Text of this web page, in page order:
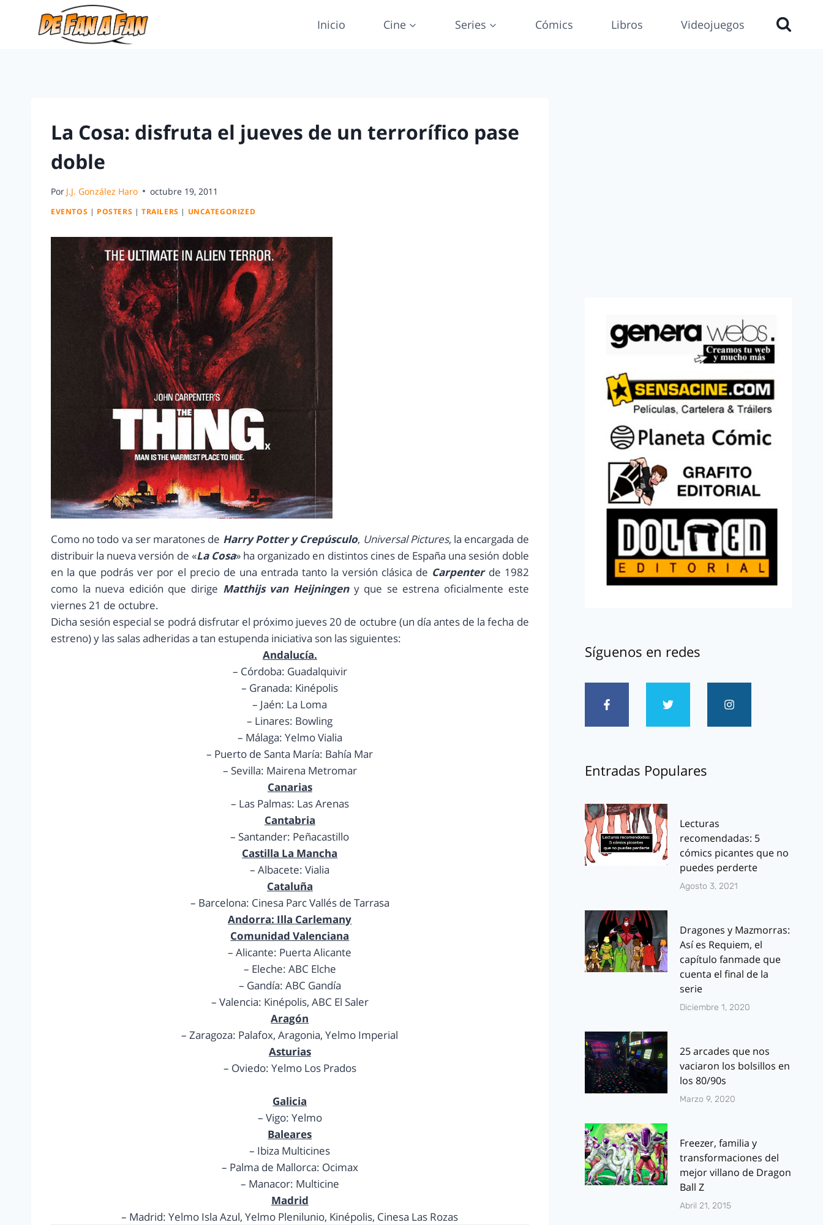
Inicio Cine Series Cómics Libros Videojuegos
La Cosa: disfruta el jueves de un terrorífico pase
doble
Por J.J. González Haro octubre 19, 2011
EVENTOS | POSTERS | TRAILERS | UNCATEGORIZED
Como no todo va ser maratones de Harry Potter y Crepúsculo, Universal Pictures, la encargada de
distribuir la nueva versión de «La Cosa» ha organizado en distintos cines de España una sesión doble
en la que podrás ver por el precio de una entrada tanto la versión clásica de Carpenterde 1982
como la nueva edición que dirige Matthijs van Heijningeny que se estrena oficialmente este
viernes 21 de octubre.
Dicha sesión especial se podrá disfrutar el próximo jueves 20 de octubre (un día antes de la fecha de
estreno) y las salas adheridas a tan estupenda iniciativa son las siguientes:
Andalucía.
– Córdoba: Guadalquivir
– Granada: Kinépolis
– Jaén: La Loma
– Linares: Bowling
– Málaga: Yelmo Vialia
– Puerto de Santa María: Bahía Mar
– Sevilla: Mairena Metromar
Canarias
– Las Palmas: Las Arenas
Cantabria
– Santander: Peñacastillo
Castilla La Mancha
– Albacete: Vialia
Cataluña
– Barcelona: Cinesa Parc Vallés de Tarrasa
Andorra: Illa Carlemany
Comunidad Valenciana
– Alicante: Puerta Alicante
– Eleche: ABC Elche
– Gandía: ABC Gandía
– Valencia: Kinépolis, ABC El Saler
Aragón
– Zaragoza: Palafox, Aragonia, Yelmo Imperial
Asturias
– Oviedo: Yelmo Los Prados
Galicia
– Vigo: Yelmo
Baleares
– Ibiza Multicines
– Palma de Mallorca: Ocimax
– Manacor: Multicine
Madrid
– Madrid: Yelmo Isla Azul, Yelmo Plenilunio, Kinépolis, Cinesa Las Rozas
Síguenos en redes
Entradas Populares
Lecturas
recomendadas: 5
cómics picantes que no
puedes perderte
Agosto 3, 2021
Dragones y Mazmorras:
Así es Requiem, el
capítulo fanmade que
cuenta el final de la
serie
Diciembre 1, 2020
25 arcades que nos
vaciaron los bolsillos en
los 80/90s
Marzo 9, 2020
Freezer, familia y
transformaciones del
mejor villano de Dragon
Ball Z
Abril 21, 2015